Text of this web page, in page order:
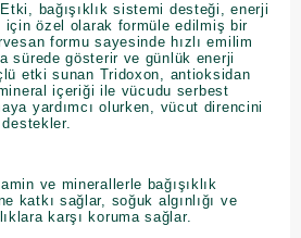
bağışıklık sistemi desteği, enerji
için özel olarak formüle edilmiş bir
formu sayesinde hızlı emilim
sürede gösterir ve günlük enerji
etki sunan Tridoxon, antioksidan
içeriği ile vücudu serbest
yardımcı olurken, vücut direncini
destekler.
ve minerallerle bağışıklık
katkı sağlar, soğuk algınlığı ve
karşı koruma sağlar.